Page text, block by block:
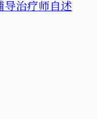
治疗师自述